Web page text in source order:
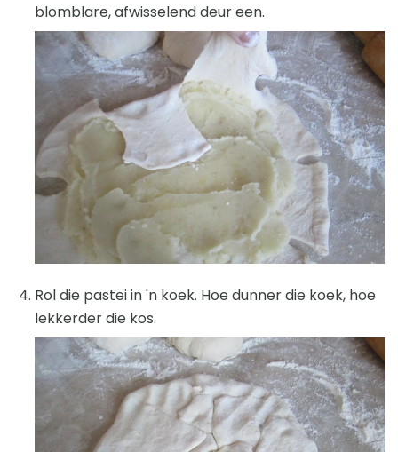
blomblare, afwisselend deur een.
Rol die pastei in 'n koek. Hoe dunner die koek, hoe
lekkerder die kos.